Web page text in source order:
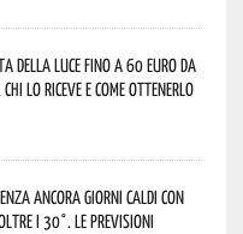
della luce fino a 60 euro da
lo riceve e come ottenerlo
ancora giorni caldi con
i 30°. Le previsioni